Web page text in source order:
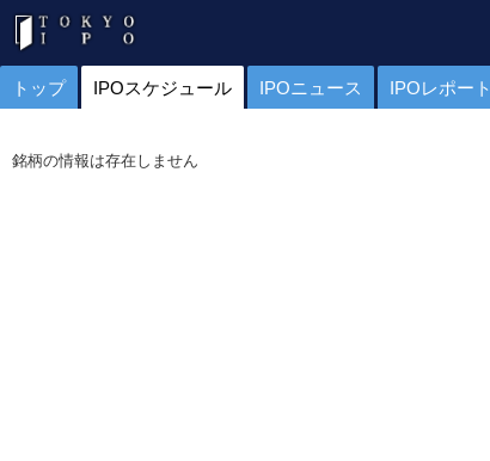
トップ IPOスケジュール IPOニュース IPOレポート
銘柄の情報は存在しません